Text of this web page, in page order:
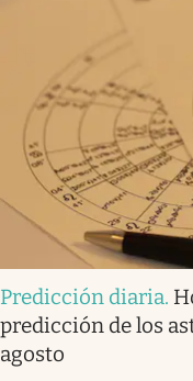
Predicción diaria.
predicción de los
agosto